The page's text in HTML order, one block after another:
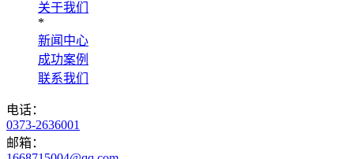
关于我们
*
新闻中心
成功案例
联系我们
电话：
0373-2636001
邮箱：